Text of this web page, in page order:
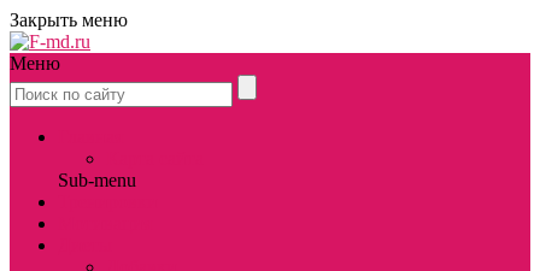
Закрыть меню
Меню
Sub-menu